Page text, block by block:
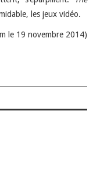
les jeux vidéo.
le 19 novembre 2014)